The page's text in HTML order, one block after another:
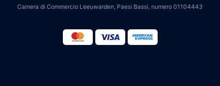
Camera di Commercio Leeuwarden, Paesi Bassi, numero 01104443